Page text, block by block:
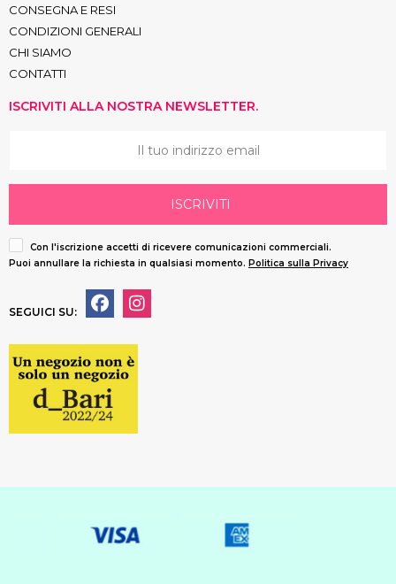
CONSEGNA E RESI
CONDIZIONI GENERALI
CHI SIAMO
CONTATTI
ISCRIVITI ALLA NOSTRA NEWSLETTER.
ISCRIVITI
Con l'iscrizione accetti di ricevere comunicazioni commerciali.
Puoi annullare la richiesta in qualsiasi momento. Politica sulla Privacy
SEGUICI SU: